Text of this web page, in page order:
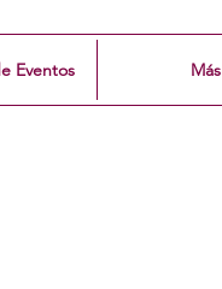
Eventos Más